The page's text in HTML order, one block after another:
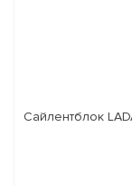
Сайлентблок